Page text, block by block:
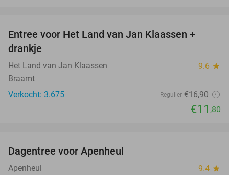
Entree voor Het Land van Jan Klaassen +
drankje
Het Land van Jan Klaassen 9.6 star
Braamt
Verkocht: 3.675
Regulier €16,90
€11 ,80
Dagentree voor Apenheul
Apenheul 9.4 star